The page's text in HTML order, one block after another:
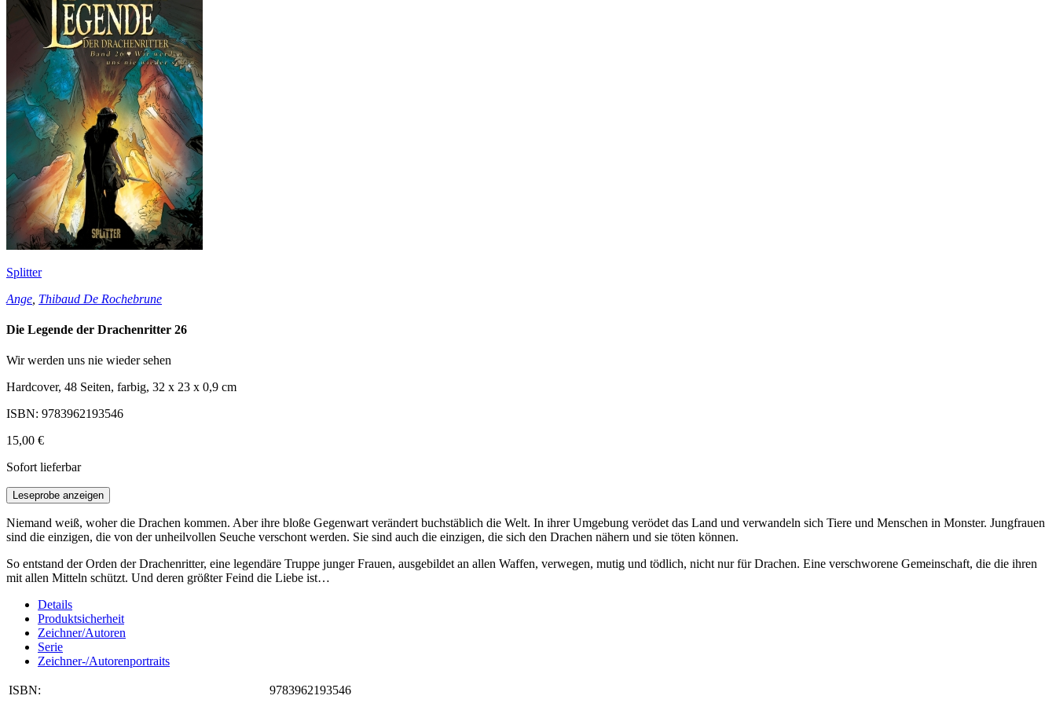
Splitter
Ange Thibaud De Rochebrune
Die Legende der Drachenritter 26
Wir werden uns nie wieder sehen
Hardcover, 48 Seiten, farbig, 32 x 23 x 0,9 cm
ISBN: 9783962193546
15,00 €
Sofort lieferbar
Leseprobe anzeigen
Niemand weiß, woher die Drachen kommen. Aber ihre bloße Gegenwart verändert buchstäblich die Welt. In ihrer Umgebung verödet das Land und verwandeln sich Tiere und Menschen in Monster. Jungfrauen
sind die einzigen, die von der unheilvollen Seuche verschont werden. Sie sind auch die einzigen, die sich den Drachen nähern und sie töten können.
So entstand der Orden der Drachenritter, eine legendäre Truppe junger Frauen, ausgebildet an allen Waffen, verwegen, mutig und tödlich, nicht nur für Drachen. Eine verschworene Gemeinschaft, die die ihren
mit allen Mitteln schützt. Und deren größter Feind die Liebe ist…
Details
Produktsicherheit
Zeichner/Autoren
Serie
Zeichner-/Autorenportraits
ISBN:
9783962193546